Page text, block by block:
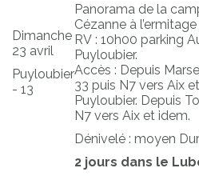
Dimanche
23 avril
Puyloubier
- 13
Panorama de la
Cézanne à l’ermitage
RV : 10h00 parking
Puyloubier.
Accès : Depuis
33 puis N7 vers Aix
Puyloubier. Depuis
N7 vers Aix et idem.
Dénivelé : moyen
2 jours dans le